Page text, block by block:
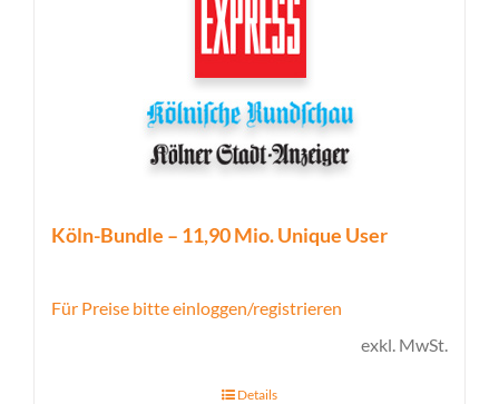
Köln-Bundle – 11,90 Mio. Unique User
Für Preise bitte einloggen/registrieren
exkl. MwSt.
Details